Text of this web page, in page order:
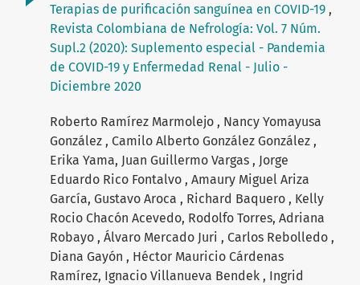
Terapias de purificación sanguínea en COVID-19 ,
Revista Colombiana de Nefrología: Vol. 7 Núm.
Supl.2 (2020): Suplemento especial - Pandemia
de COVID-19 y Enfermedad Renal - Julio -
Diciembre 2020
Roberto Ramírez Marmolejo , Nancy Yomayusa
González , Camilo Alberto González González ,
Erika Yama, Juan Guillermo Vargas , Jorge
Eduardo Rico Fontalvo , Amaury Miguel Ariza
García, Gustavo Aroca , Richard Baquero , Kelly
Rocio Chacón Acevedo, Rodolfo Torres, Adriana
Robayo , Álvaro Mercado Juri , Carlos Rebolledo ,
Diana Gayón , Héctor Mauricio Cárdenas
Ramírez, Ignacio Villanueva Bendek , Ingrid